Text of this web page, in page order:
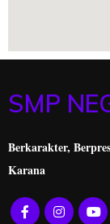
SMP
Berkarakter,
Karana